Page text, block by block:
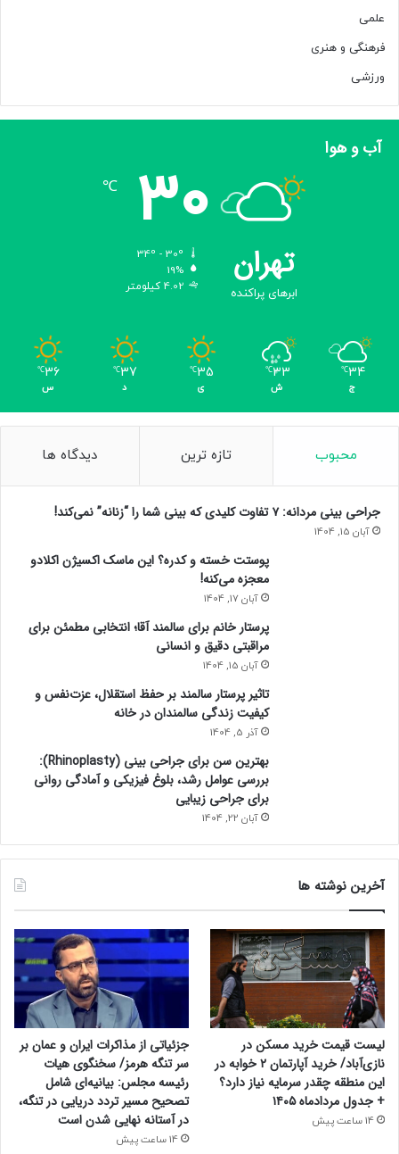
س
ر
ی
م
ا
ر
ا
د
ت
؟
علمی
فرهنگی و هنری
ورزشی
آب و هوا
تهران
ابرهای پراکنده
30
℃
19%
4.02 کیلومتر
34
℃
ج
33
℃
ش
35
℃
ی
37
℃
د
36
℃
س
محبوب تازه ترین دیدگاه ها
جراحی بینی مردانه: ۷ تفاوت کلیدی که بینی شما را “زنانه” نمی‌کند!
آبان 15, 1404
پوستت خسته و کدره؟ این ماسک اکسیژن اکلادو
معجزه می‌کنه!
آبان 17, 1404
پرستار خانم برای سالمند آقا؛ انتخابی مطمئن برای
مراقبتی دقیق و انسانی
آبان 15, 1404
تاثیر پرستار سالمند بر حفظ استقلال، عزت‌نفس و
کیفیت زندگی سالمندان در خانه
آذر 5, 1404
بهترین سن برای جراحی بینی (Rhinoplasty):
بررسی عوامل رشد، بلوغ فیزیکی و آمادگی روانی
برای جراحی زیبایی
آبان 22, 1404
آخرین نوشته ها
لیست قیمت خرید مسکن در
نازی‌آباد/ خرید آپارتمان ۲ خوابه در
این منطقه چقدر سرمایه نیاز دارد؟
+ جدول مردادماه ۱۴۰۵
14 ساعت پیش
جزئیاتی از مذاکرات ایران و عمان بر
سر تنگه هرمز/ سخنگوی هیات
رئیسه مجلس: بیانیه‌ای شامل
تصحیح مسیر تردد دریایی در تنگه،
در آستانه نهایی شدن است
14 ساعت پیش